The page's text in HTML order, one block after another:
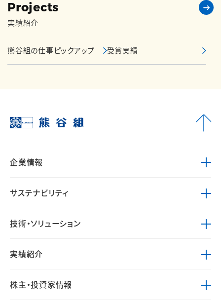
Projects
実績紹介
熊谷組の仕事ピックアップ 受賞実績
企業情報
サステナビリティ
技術・ソリューション
実績紹介
株主・投資家情報